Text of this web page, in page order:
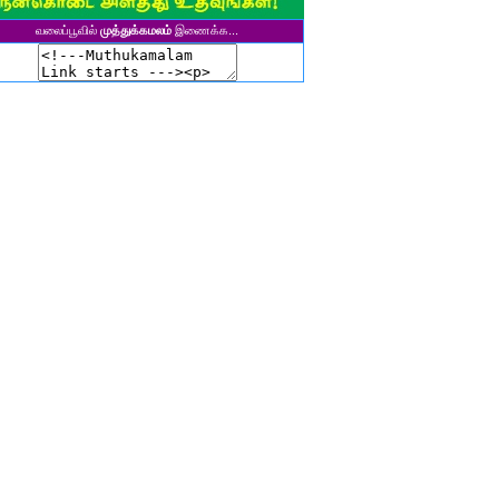
தி. கல்பனாதேவி
தனசேகரன்
ஹரிஹரன்
வலைப்பூவில் முத்துக்கமலம் இணைக்க...